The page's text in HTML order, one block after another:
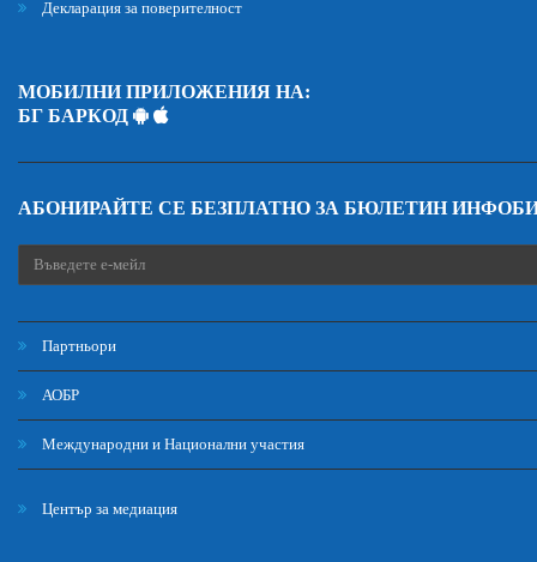
Декларация за поверителност
МОБИЛНИ ПРИЛОЖЕНИЯ НА:
БГ БАРКОД
АБОНИРАЙТЕ СЕ БЕЗПЛАТНО ЗА БЮЛЕТИН
Партньори
АОБР
Международни и Национални участия
Център за медиация